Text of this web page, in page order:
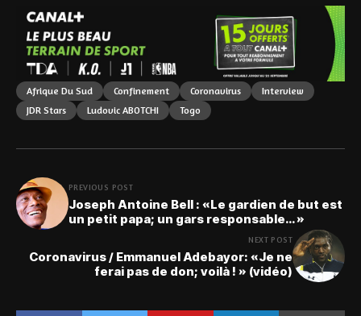
Afrique Du Sud Confinement Coronavirus
Interview
JDR Stars
Ludovic ABOTCHI Togo
PREVIOUS POST
Joseph Antoine Bell : «Le gardien de but est
un petit papa; un gars responsable… »
NEXT POST
Coronavirus / Emmanuel Adebayor: «Je ne
ferai pas de don; voilà ! » (vidéo)